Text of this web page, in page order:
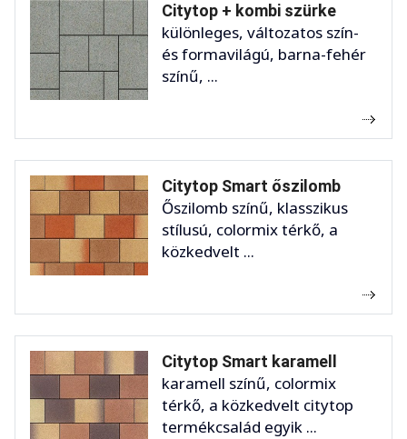
Citytop + kombi szürke
különleges, változatos szín-
és formavilágú, barna-fehér
színű, ...
Citytop Smart őszilomb
Őszilomb színű, klasszikus
stílusú, colormix térkő, a
közkedvelt ...
Citytop Smart karamell
karamell színű, colormix
térkő, a közkedvelt citytop
termékcsalád egyik ...